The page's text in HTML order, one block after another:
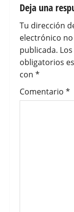
ó
n
d
e
e
Deja una
Tu dirección
electrónico
publicada.
obligatorios
con *
Comentario *